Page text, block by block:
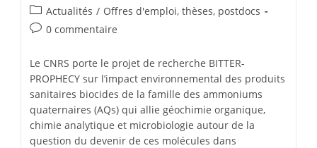
Actualités / Offres d'emploi, thèses, postdocs
0 commentaire
Le CNRS porte le projet de recherche BITTER-
PROPHECY sur l’impact environnemental des produits
sanitaires biocides de la famille des ammoniums
quaternaires (AQs) qui allie géochimie organique,
chimie analytique et microbiologie autour de la
question du devenir de ces molécules dans